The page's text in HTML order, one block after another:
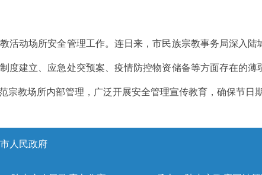
动场所安全管理工作。连日来，市民族宗教事务局深入陆
度建立、应急处突预案、疫情防控物资储备等方面存在的
宗教场所内部管理，广泛开展安全管理宣传教育，确保节日
人民政府